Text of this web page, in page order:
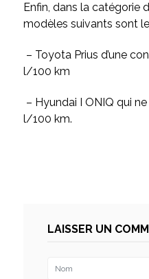
Enfin, dans la catégorie
modèles suivants sont
– Toyota Prius d’une
l/100 km
– Hyundai I ONIQ qui
l/100 km.
LAISSER UN